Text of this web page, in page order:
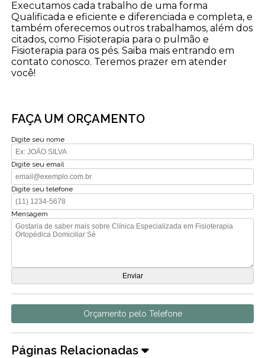
Executamos cada trabalho de uma forma
Qualificada e eficiente e diferenciada e completa, e
também oferecemos outros trabalhamos, além dos
citados, como Fisioterapia para o pulmão e
Fisioterapia para os pés. Saiba mais entrando em
contato conosco. Teremos prazer em atender
você!
FAÇA UM ORÇAMENTO
Digite seu nome
Digite seu email
Digite seu telefone
Mensagem
Orçamento pelo Telefone
Páginas Relacionadas